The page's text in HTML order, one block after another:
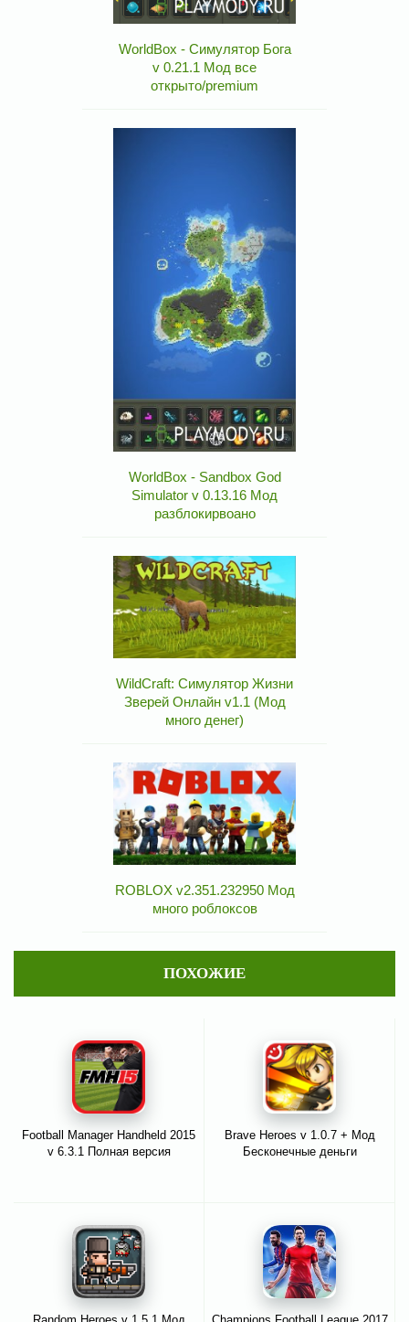
WorldBox - Симулятор Бога
v 0.21.1 Мод все
открыто/premium
WorldBox - Sandbox God
Simulator v 0.13.16 Мод
разблокирвоано
WildCraft: Симулятор Жизни
Зверей Онлайн v1.1 (Мод
много денег)
ROBLOX v2.351.232950 Мод
много роблоксов
ПОХОЖИЕ
Football Manager Handheld 2015
v 6.3.1 Полная версия
Brave Heroes v 1.0.7 + Мод
Бесконечные деньги